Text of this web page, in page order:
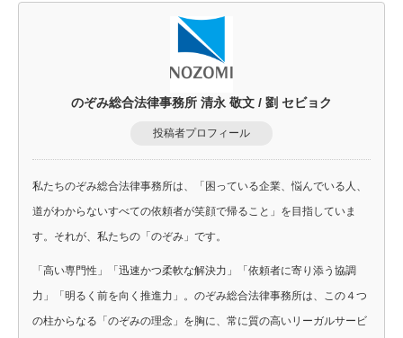
のぞみ総合法律事務所 清永 敬文 / 劉 セビョク
投稿者プロフィール
私たちのぞみ総合法律事務所は、「困っている企業、悩んでいる人、
道がわからないすべての依頼者が笑顔で帰ること」を目指していま
す。それが、私たちの「のぞみ」です。
「高い専門性」「迅速かつ柔軟な解決力」「依頼者に寄り添う協調
力」「明るく前を向く推進力」。のぞみ総合法律事務所は、この４つ
の柱からなる「のぞみの理念」を胸に、常に質の高いリーガルサービ